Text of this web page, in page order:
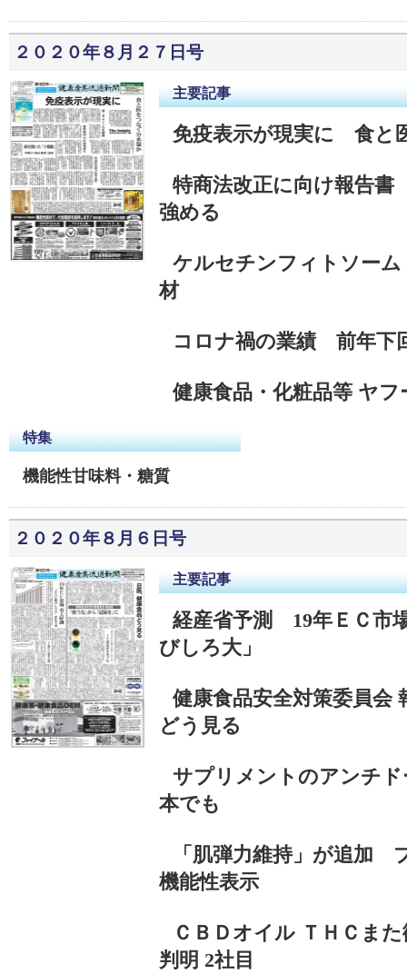
２０２０年８月２７日号
主要記事
免疫表示が現実に 食と
特商法改正に向け報告
強める
ケルセチンフィトソー
材
コロナ禍の業績 前年下
健康食品・化粧品等 ヤ
特集
機能性甘味料・糖質
２０２０年８月６日号
主要記事
経産省予測 19年ＥＣ市
びしろ大」
健康食品安全対策委員
どう見る
サプリメントのアンチ
本でも
「肌弾力維持」が追加
機能性表示
ＣＢＤオイル ＴＨＣま
判明 2社目